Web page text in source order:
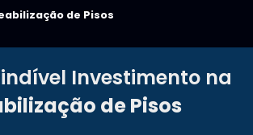
de Pisos
Investimento na
de Pisos